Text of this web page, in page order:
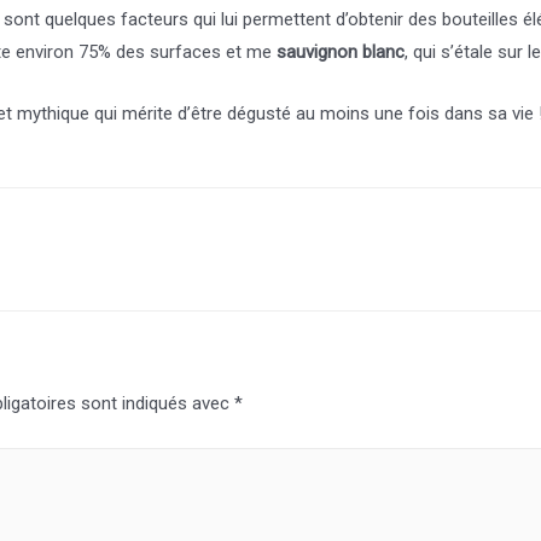
quelques facteurs qui lui permettent d’obtenir des bouteilles
environ 75% des surfaces et me sauvignon blanc, qui s’étale sur
mythique qui mérite d’être dégusté au moins une fois dans sa vie
sont indiqués avec *